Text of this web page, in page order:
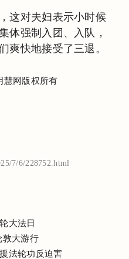
这对夫妇表示小时候
体强制入团、入队，
爽快地接受了三退。
慧网版权所有
7/6/228752.html
大法日
大游行
法轮功反迫害